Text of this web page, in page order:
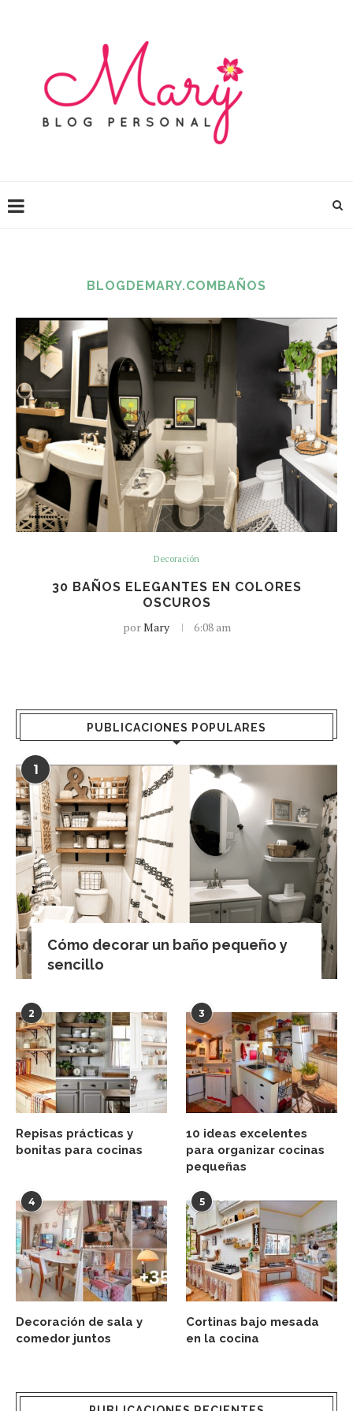
BLOGDEMARY.COMBAÑOS
Decoración
30 BAÑOS ELEGANTES EN COLORES
OSCUROS
porMary 6:08 am
PUBLICACIONES POPULARES
1
Cómo decorar un baño pequeño y
sencillo
2
Repisas prácticas y
bonitas para cocinas
3
10 ideas excelentes
para organizar cocinas
pequeñas
4
Decoración de sala y
comedor juntos
5
Cortinas bajo mesada
en la cocina